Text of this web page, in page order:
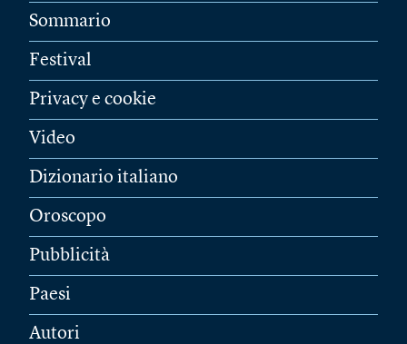
Sommario
Festival
Privacy e cookie
Video
Dizionario italiano
Oroscopo
Pubblicità
Paesi
Autori